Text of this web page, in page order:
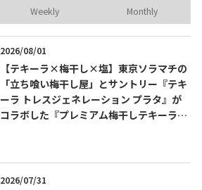
Weekly Monthly
2026/08/01
【テキーラ×梅干し×塩】東京ソラマチの
「立ち喰い梅干し屋」とサントリー『テキ
ーラ トレスジェネレーション プラタ』が
コラボした『プレミアム梅干しテキーラソ
2026/07/31